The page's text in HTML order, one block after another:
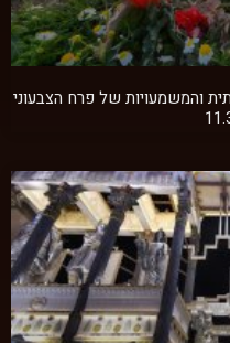
והמשמעויות של פרח הצבעוני